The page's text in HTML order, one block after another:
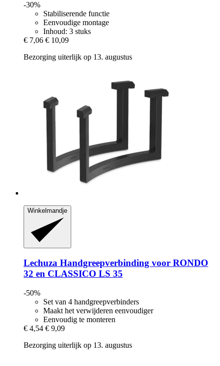
-30%
Stabiliserende functie
Eenvoudige montage
Inhoud: 3 stuks
€ 7,06 € 10,09
Bezorging uiterlijk op 13. augustus
Winkelmandje
Lechuza Handgreepverbinding voor RONDO
32 en CLASSICO LS 35
-50%
Set van 4 handgreepverbinders
Maakt het verwijderen eenvoudiger
Eenvoudig te monteren
€ 4,54 € 9,09
Bezorging uiterlijk op 13. augustus